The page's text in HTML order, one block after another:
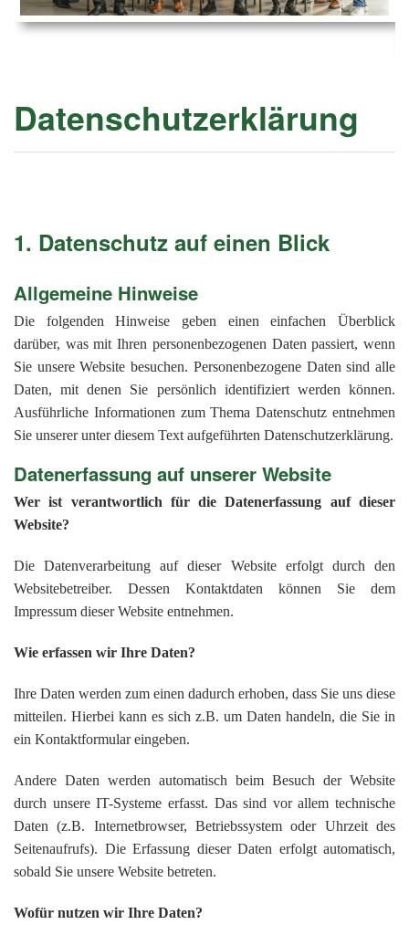
der
Datenschutzerklärung
1. Datenschutz auf einen Blick
Allgemeine Hinweise
Die folgenden Hinweise geben einen einfachen Überblick
darüber, was mit Ihren personenbezogenen Daten passiert, wenn
Sie unsere Website besuchen. Personenbezogene Daten sind alle
Daten, mit denen Sie persönlich identifiziert werden können.
Ausführliche Informationen zum Thema Datenschutz entnehmen
Sie unserer unter diesem Text aufgeführten Datenschutzerklärung.
Datenerfassung auf unserer Website
Wer ist verantwortlich für die Datenerfassung auf dieser
Website?
Die Datenverarbeitung auf dieser Website erfolgt durch den
Websitebetreiber. Dessen Kontaktdaten können Sie dem
Impressum dieser Website entnehmen.
Wie erfassen wir Ihre Daten?
Ihre Daten werden zum einen dadurch erhoben, dass Sie uns diese
mitteilen. Hierbei kann es sich z.B. um Daten handeln, die Sie in
ein Kontaktformular eingeben.
Andere Daten werden automatisch beim Besuch der Website
durch unsere IT-Systeme erfasst. Das sind vor allem technische
Daten (z.B. Internetbrowser, Betriebssystem oder Uhrzeit des
Seitenaufrufs). Die Erfassung dieser Daten erfolgt automatisch,
sobald Sie unsere Website betreten.
Wofür nutzen wir Ihre Daten?